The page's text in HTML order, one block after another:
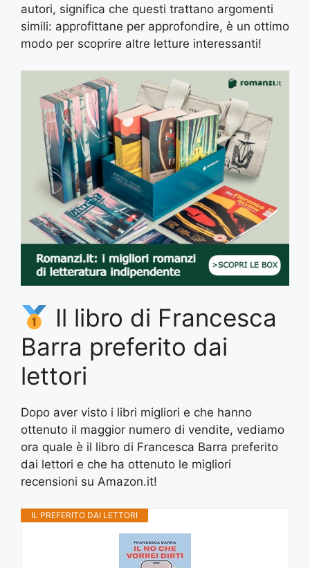
autori, significa che questi trattano argomenti
simili: approfittane per approfondire, è un ottimo
modo per scoprire altre letture interessanti!
Il libro di Francesca
Barra preferito dai
lettori
Dopo aver visto i libri migliori e che hanno
ottenuto il maggior numero di vendite, vediamo
ora quale è il libro di Francesca Barra preferito
dai lettori e che ha ottenuto le migliori
recensioni su Amazon.it!
IL PREFERITO DAI LETTORI